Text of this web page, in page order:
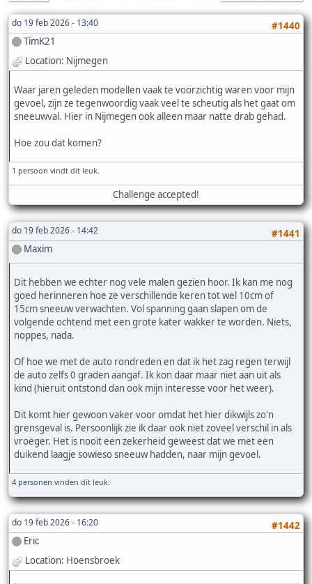
do 19 feb 2026 - 13:40
#1440
TimK21
Location: Nijmegen
Waar jaren geleden modellen vaak te voorzichtig waren voor mijn
gevoel, zijn ze tegenwoordig vaak veel te scheutig als het gaat om
sneeuwval. Hier in Nijmegen ook alleen maar natte drab gehad.
Hoe zou dat komen?
1 persoon vindt dit leuk.
Challenge accepted!
do 19 feb 2026 - 14:42
#1441
Maxim
Dit hebben we echter nog vele malen gezien hoor. Ik kan me nog
goed herinneren hoe ze verschillende keren tot wel 10cm of
15cm sneeuw verwachten. Vol spanning gaan slapen om de
volgende ochtend met een grote kater wakker te worden. Niets,
noppes, nada.
Of hoe we met de auto rondreden en dat ik het zag regen terwijl
de auto zelfs 0 graden aangaf. Ik kon daar maar niet aan uit als
kind (hieruit ontstond dan ook mijn interesse voor het weer).
Dit komt hier gewoon vaker voor omdat het hier dikwijls zo'n
grensgeval is. Persoonlijk zie ik daar ook niet zoveel verschil in als
vroeger. Het is nooit een zekerheid geweest dat we met een
duikend laagje sowieso sneeuw hadden, naar mijn gevoel.
4 personen vinden dit leuk.
do 19 feb 2026 - 16:20
#1442
Eric
Location: Hoensbroek